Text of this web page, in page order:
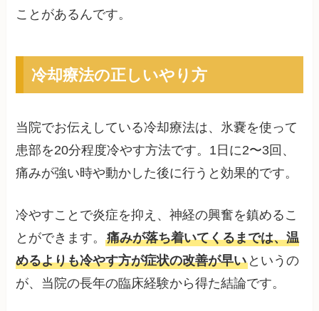
ことがあるんです。
冷却療法の正しいやり方
当院でお伝えしている冷却療法は、氷嚢を使って
患部を20分程度冷やす方法です。1日に2〜3回、
痛みが強い時や動かした後に行うと効果的です。
冷やすことで炎症を抑え、神経の興奮を鎮めるこ
とができます。痛みが落ち着いてくるまでは、温
めるよりも冷やす方が症状の改善が早い というの
が、当院の長年の臨床経験から得た結論です。